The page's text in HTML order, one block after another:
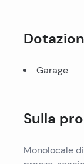
Garage
Sulla
Monolocale